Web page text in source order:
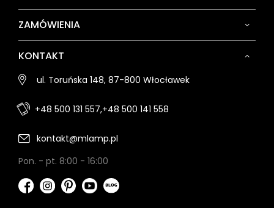
ZAMÓWIENIA
KONTAKT
ul. Toruńska 148, 87-800 Włocławek
+48 500 131 557,+48 500 141 558
kontakt@mlamp.pl
Pon. - pt. 8:00 - 16:00